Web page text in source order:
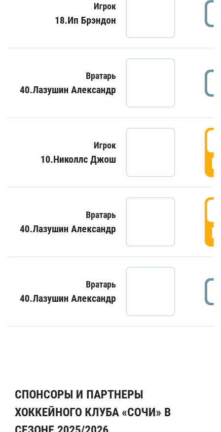
Игрок
18.Ип Брэндон
Вратарь
40.Лазушин Александр
Игрок
10.Николлс Джош
Вратарь
40.Лазушин Александр
Вратарь
40.Лазушин Александр
СПОНСОРЫ И ПАРТНЕРЫ
ХОККЕЙНОГО КЛУБА «СОЧИ» В